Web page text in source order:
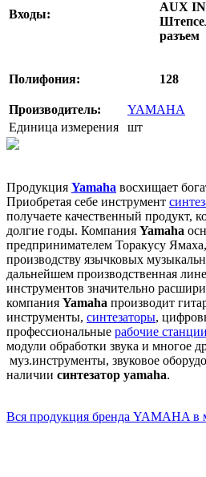
Входы:
AUX IN
разъем
Полифония: 128
Производитель:
YAMAHA
Единица измерения
шт
Продукция Yamaha восхищает
Приобретая себе инструмент
получаете качественный продукт,
долгие годы. Компания Yamaha
предпринимателем Торакусу
производству язычковых
дальнейшем производственная
инструментов значительно
компания Yamaha производит
инструменты, синтезаторы,
профессиональные рабочие станции
модули обработки звука и многое
муз.инструменты, звуковое
наличии синтезатор yamaha.
Вся продукция бренда YAMAHA в